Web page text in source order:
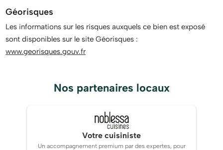
Géorisques
Les informations sur les risques auxquels ce bien est exposé
sont disponibles sur le site Géorisques :
www.georisques.gouv.fr
Nos partenaires locaux
Votre cuisiniste
Un accompagnement premium par des expertes, pour